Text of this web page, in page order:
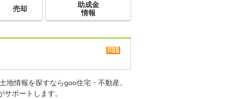
売却
助成金
情報
情報を探すならgoo住宅・不動産。
ポートします。